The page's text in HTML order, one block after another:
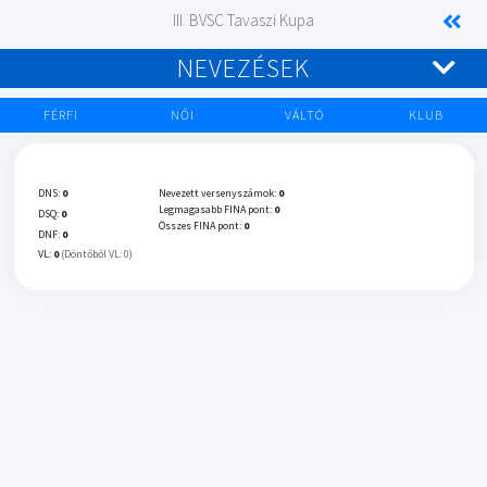
III. BVSC Tavaszi Kupa
NEVEZÉSEK
FÉRFI NŐI VÁLTÓ KLUB
DNS: 0
DSQ: 0
DNF: 0
VL: 0 (Döntőből VL: 0)
Nevezett versenyszámok: 0
Legmagasabb FINA pont: 0
Összes FINA pont: 0